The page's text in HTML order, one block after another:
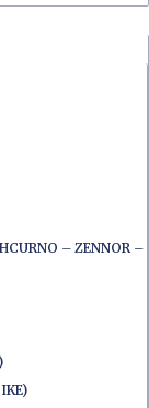
– ZENNOR –